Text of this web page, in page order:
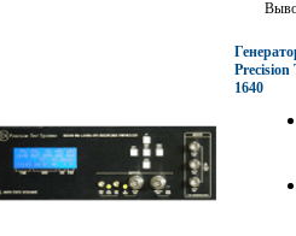
Precision
1640